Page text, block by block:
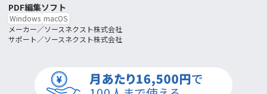
PDF編集ソフト
Windows macOS
ソースネクスト株式会社
ソースネクスト株式会社